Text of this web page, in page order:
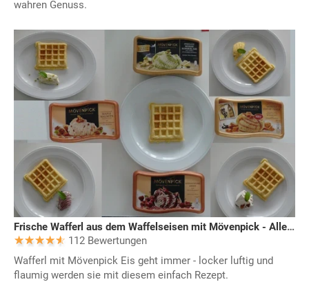
wahren Genuss.
Frische Wafferl aus dem Waffelseisen mit Mövenpick - Allerlei
112 Bewertungen
Wafferl mit Mövenpick Eis geht immer - locker luftig und
flaumig werden sie mit diesem einfach Rezept.